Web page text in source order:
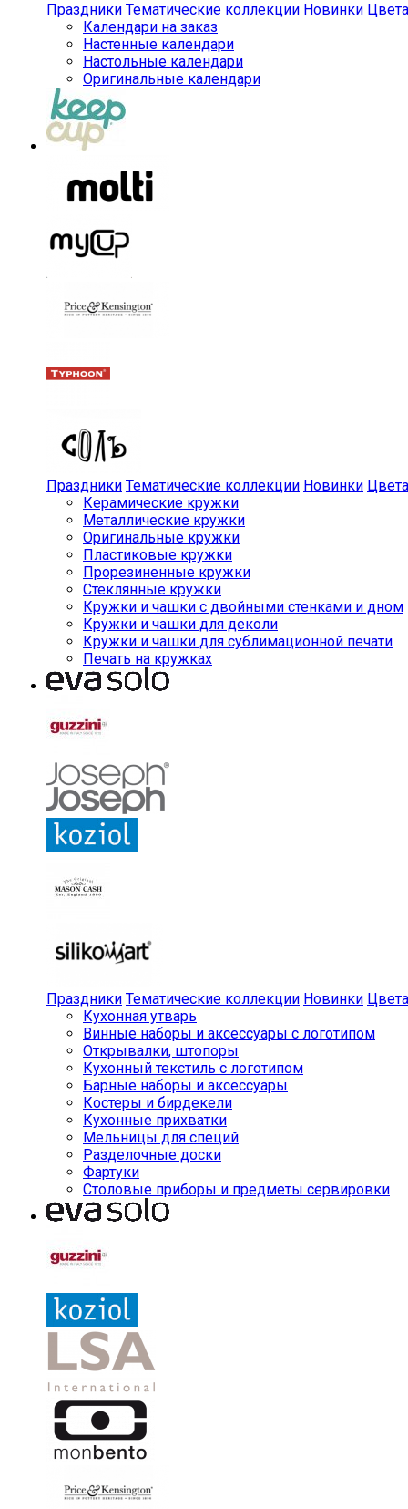
Праздники Тематические коллекции Новинки Цвета
Календари на заказ
Настенные календари
Настольные календари
Оригинальные календари
Праздники Тематические коллекции Новинки Цвета
Керамические кружки
Металлические кружки
Оригинальные кружки
Пластиковые кружки
Прорезиненные кружки
Стеклянные кружки
Кружки и чашки с двойными стенками и дном
Кружки и чашки для деколи
Кружки и чашки для сублимационной печати
Печать на кружках
Праздники Тематические коллекции Новинки Цвета
Кухонная утварь
Винные наборы и аксессуары с логотипом
Открывалки, штопоры
Кухонный текстиль с логотипом
Барные наборы и аксессуары
Костеры и бирдекели
Кухонные прихватки
Мельницы для специй
Разделочные доски
Фартуки
Столовые приборы и предметы сервировки